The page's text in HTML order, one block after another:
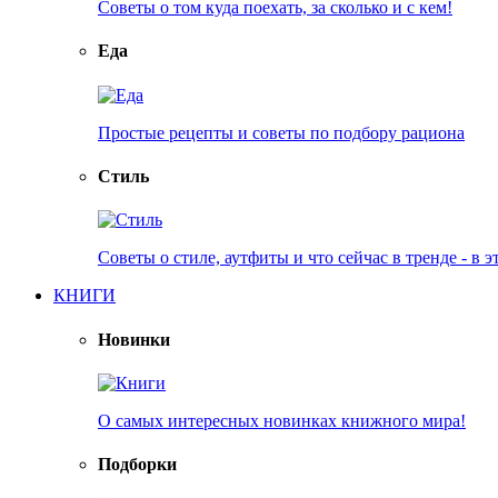
Советы о том куда поехать, за сколько и с кем!
Еда
Простые рецепты и советы по подбору рациона
Стиль
Советы о стиле, аутфиты и что сейчас в тренде - в
КНИГИ
Новинки
О самых интересных новинках книжного мира!
Подборки